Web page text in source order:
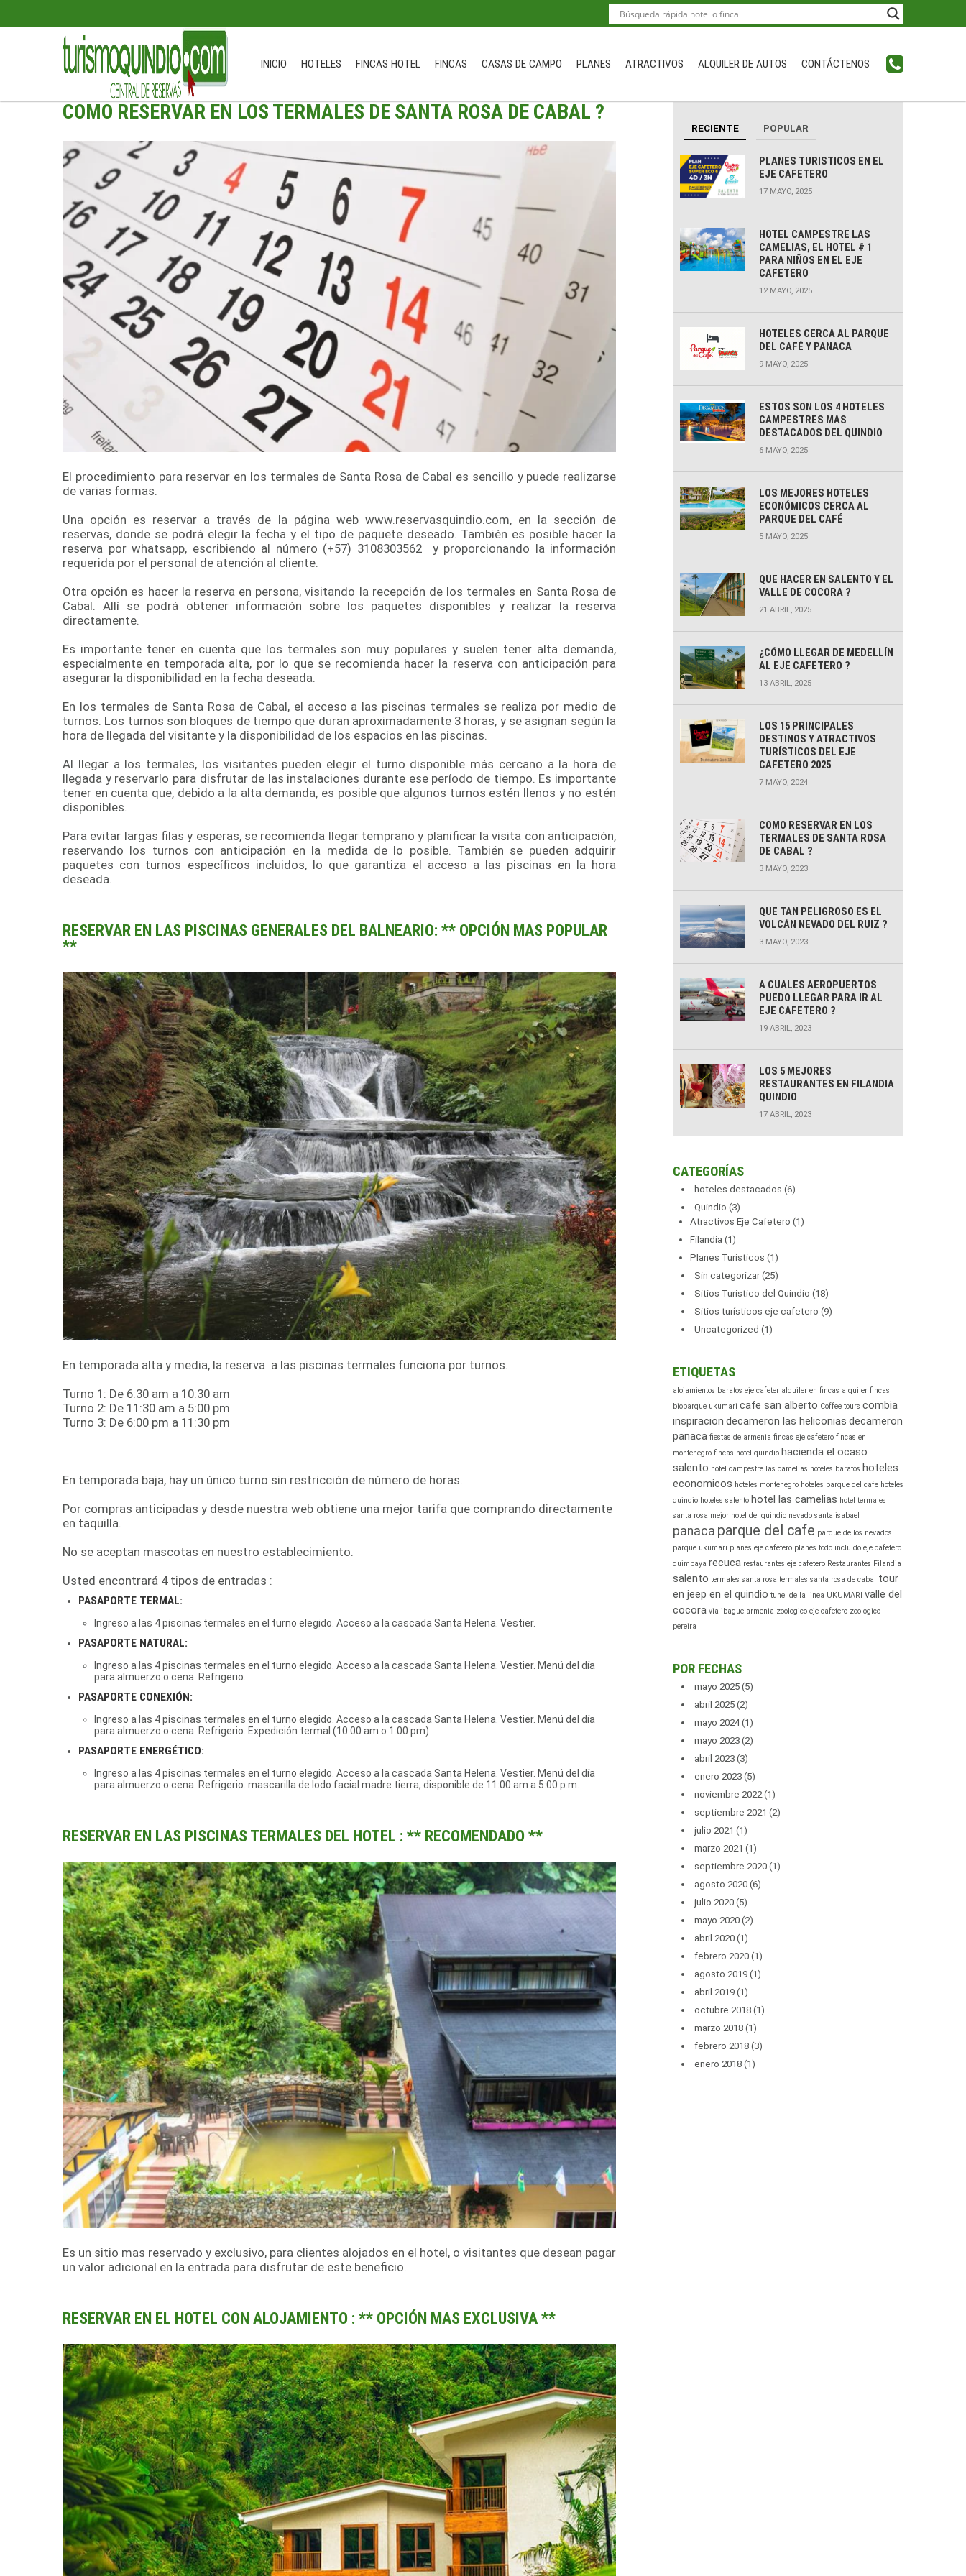
INICIO HOTELES FINCAS HOTEL FINCAS CASAS DE CAMPO PLANES ATRACTIVOS ALQUILER DE AUTOS CONTÁCTENOS
COMO RESERVAR EN LOS TERMALES DE SANTA ROSA DE CABAL ?
El procedimiento para reservar en los termales de Santa Rosa de Cabal es sencillo y puede realizarse
de varias formas.
Una opción es reservar a través de la página web www.reservasquindio.com, en la sección de
reservas, donde se podrá elegir la fecha y el tipo de paquete deseado. También es posible hacer la
reserva por whatsapp, escribiendo al número (+57) 3108303562 y proporcionando la información
requerida por el personal de atención al cliente.
Otra opción es hacer la reserva en persona, visitando la recepción de los termales en Santa Rosa de
Cabal. Allí se podrá obtener información sobre los paquetes disponibles y realizar la reserva
directamente.
Es importante tener en cuenta que los termales son muy populares y suelen tener alta demanda,
especialmente en temporada alta, por lo que se recomienda hacer la reserva con anticipación para
asegurar la disponibilidad en la fecha deseada.
En los termales de Santa Rosa de Cabal, el acceso a las piscinas termales se realiza por medio de
turnos. Los turnos son bloques de tiempo que duran aproximadamente 3 horas, y se asignan según la
hora de llegada del visitante y la disponibilidad de los espacios en las piscinas.
Al llegar a los termales, los visitantes pueden elegir el turno disponible más cercano a la hora de
llegada y reservarlo para disfrutar de las instalaciones durante ese período de tiempo. Es importante
tener en cuenta que, debido a la alta demanda, es posible que algunos turnos estén llenos y no estén
disponibles.
Para evitar largas filas y esperas, se recomienda llegar temprano y planificar la visita con anticipación,
reservando los turnos con anticipación en la medida de lo posible. También se pueden adquirir
paquetes con turnos específicos incluidos, lo que garantiza el acceso a las piscinas en la hora
deseada.
RESERVAR EN LAS PISCINAS GENERALES DEL BALNEARIO: ** OPCIÓN MAS POPULAR
**
En temporada alta y media, la reserva a las piscinas termales funciona por turnos.
Turno 1: De 6:30 am a 10:30 am
Turno 2: De 11:30 am a 5:00 pm
Turno 3: De 6:00 pm a 11:30 pm
En temporada baja, hay un único turno sin restricción de número de horas.
Por compras anticipadas y desde nuestra web obtiene una mejor tarifa que comprando directamente
en taquilla.
No se aceptan mascotas en nuestro establecimiento.
Usted encontrará 4 tipos de entradas :
PASAPORTE TERMAL:
Ingreso a las 4 piscinas termales en el turno elegido. Acceso a la cascada Santa Helena. Vestier.
PASAPORTE NATURAL:
Ingreso a las 4 piscinas termales en el turno elegido. Acceso a la cascada Santa Helena. Vestier. Menú del día
para almuerzo o cena. Refrigerio.
PASAPORTE CONEXIÓN:
Ingreso a las 4 piscinas termales en el turno elegido. Acceso a la cascada Santa Helena. Vestier. Menú del día
para almuerzo o cena. Refrigerio. Expedición termal (10:00 am o 1:00 pm)
PASAPORTE ENERGÉTICO:
Ingreso a las 4 piscinas termales en el turno elegido. Acceso a la cascada Santa Helena. Vestier. Menú del día
para almuerzo o cena. Refrigerio. mascarilla de lodo facial madre tierra, disponible de 11:00 am a 5:00 p.m.
RESERVAR EN LAS PISCINAS TERMALES DEL HOTEL : ** RECOMENDADO **
Es un sitio mas reservado y exclusivo, para clientes alojados en el hotel, o visitantes que desean pagar
un valor adicional en la entrada para disfrutar de este beneficio.
RESERVAR EN EL HOTEL CON ALOJAMIENTO : ** OPCIÓN MAS EXCLUSIVA **
RECIENTE POPULAR
PLANES TURISTICOS EN EL
EJE CAFETERO
17 MAYO, 2025
HOTEL CAMPESTRE LAS
CAMELIAS, EL HOTEL # 1
PARA NIÑOS EN EL EJE
CAFETERO
12 MAYO, 2025
HOTELES CERCA AL PARQUE
DEL CAFÉ Y PANACA
9 MAYO, 2025
ESTOS SON LOS 4 HOTELES
CAMPESTRES MAS
DESTACADOS DEL QUINDIO
6 MAYO, 2025
LOS MEJORES HOTELES
ECONÓMICOS CERCA AL
PARQUE DEL CAFÉ
5 MAYO, 2025
QUE HACER EN SALENTO Y EL
VALLE DE COCORA ?
21 ABRIL, 2025
¿CÓMO LLEGAR DE MEDELLÍN
AL EJE CAFETERO ?
13 ABRIL, 2025
LOS 15 PRINCIPALES
DESTINOS Y ATRACTIVOS
TURÍSTICOS DEL EJE
CAFETERO 2025
7 MAYO, 2024
COMO RESERVAR EN LOS
TERMALES DE SANTA ROSA
DE CABAL ?
3 MAYO, 2023
QUE TAN PELIGROSO ES EL
VOLCÁN NEVADO DEL RUIZ ?
3 MAYO, 2023
A CUALES AEROPUERTOS
PUEDO LLEGAR PARA IR AL
EJE CAFETERO ?
19 ABRIL, 2023
LOS 5 MEJORES
RESTAURANTES EN FILANDIA
QUINDIO
17 ABRIL, 2023
CATEGORÍAS
hoteles destacados (6)
Quindio (3)
Atractivos Eje Cafetero (1)
Filandia (1)
Planes Turisticos (1)
Sin categorizar(25)
Sitios Turistico del Quindio (18)
Sitios turísticos eje cafetero (9)
Uncategorized (1)
ETIQUETAS
alojamientos baratos eje cafeter alquiler en fincas alquiler fincas
bioparque ukumari cafe san alberto Coffee tours combia
inspiracion decameron las heliconias decameron
panaca fiestas de armenia fincas eje cafetero fincas en
montenegro fincas hotel quindio hacienda el ocaso
salento hotel campestre las camelias hoteles baratos hoteles
economicos hoteles montenegro hoteles parque del cafe hoteles
quindio hoteles salento hotel las camelias hotel termales
santa rosa mejor hotel del quindio nevado santa isabael
panaca parque del cafe parque de los nevados
parque ukumari planes eje cafetero planes todo incluido eje cafetero
quimbaya recuca restaurantes eje cafetero Restaurantes Filandia
salento termales santa rosa termales santa rosa de cabal tour
en jeep en el quindio tunel de la linea UKUMARI valle del
cocora via ibague armenia zoologico eje cafetero zoologico
pereira
POR FECHAS
mayo 2025 (5)
abril 2025 (2)
mayo 2024(1)
mayo 2023 (2)
abril 2023 (3)
enero 2023 (5)
noviembre 2022(1)
septiembre 2021 (2)
julio 2021 (1)
marzo 2021 (1)
septiembre 2020 (1)
agosto 2020 (6)
julio 2020 (5)
mayo 2020 (2)
abril 2020 (1)
febrero 2020 (1)
agosto 2019 (1)
abril 2019 (1)
octubre 2018 (1)
marzo 2018 (1)
febrero 2018 (3)
enero 2018 (1)